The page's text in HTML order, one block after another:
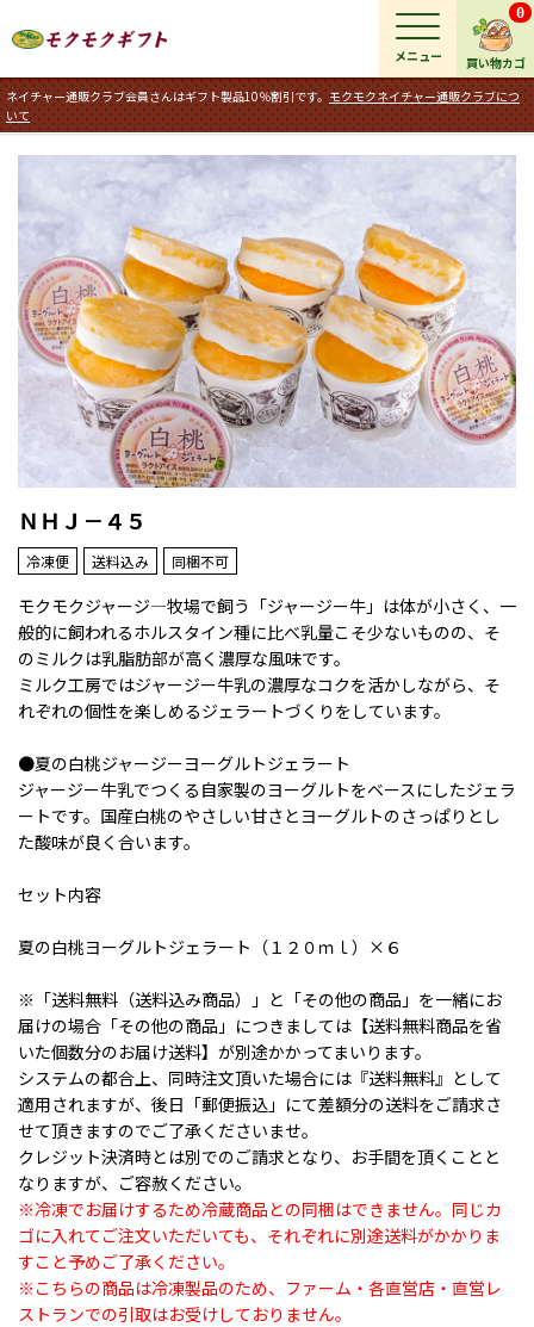
買い物カゴ
0
ネイチャー通販クラブ会員さんはギフト製品10％割引です。 モクモクネイチャー通販クラブにつ
いて
メニュー
ＮＨＪ－４５
冷凍便 送料込み 同梱不可
モクモクジャージ―牧場で飼う「ジャージー牛」は体が小さく、一
般的に飼われるホルスタイン種に比べ乳量こそ少ないものの、そ
のミルクは乳脂肪部が高く濃厚な風味です。
ミルク工房ではジャージー牛乳の濃厚なコクを活かしながら、そ
れぞれの個性を楽しめるジェラートづくりをしています。
●夏の白桃ジャージーヨーグルトジェラート
ジャージー牛乳でつくる自家製のヨーグルトをベースにしたジェラ
ートです。国産白桃のやさしい甘さとヨーグルトのさっぱりとし
た酸味が良く合います。
セット内容
夏の白桃ヨーグルトジェラート（１２０ｍｌ）×６
※「送料無料（送料込み商品）」と「その他の商品」を一緒にお
届けの場合「その他の商品」につきましては【送料無料商品を省
いた個数分のお届け送料】が別途かかってまいります。
システムの都合上、同時注文頂いた場合には『送料無料』として
適用されますが、後日「郵便振込」にて差額分の送料をご請求さ
せて頂きますのでご了承くださいませ。
クレジット決済時とは別でのご請求となり、お手間を頂くことと
なりますが、ご容赦ください。
※冷凍でお届けするため冷蔵商品との同梱はできません。同じカ
ゴに入れてご注文いただいても、それぞれに別途送料がかかりま
すこと予めご了承ください。
※こちらの商品は冷凍製品のため、ファーム・各直営店・直営レ
ストランでの引取はお受けしておりません。